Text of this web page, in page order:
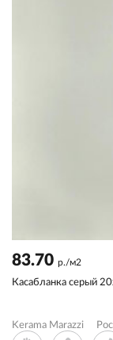
83.70 р./м2
Касабланка серый
Kerama Marazzi